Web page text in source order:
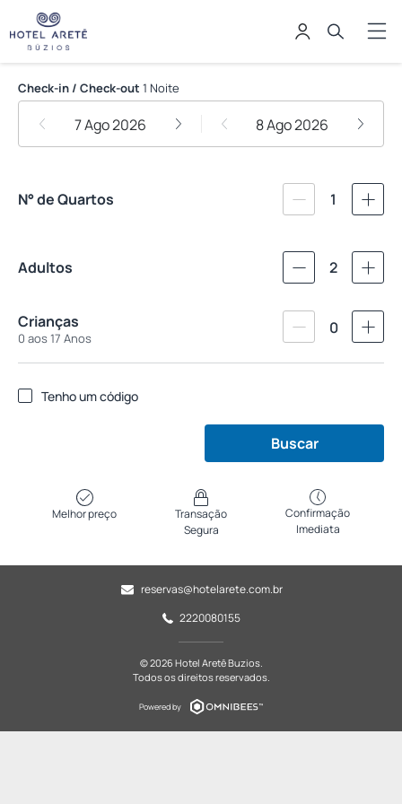
Hotel Aretê Buzios
Check-in / Check-out 1 Noite
7 Ago 2026 8 Ago 2026
N° de Quartos 1
Adultos 2
Crianças
0 aos 17 Anos
0
Tenho um código
Buscar
Melhor preço
Transação
Segura
Confirmação
Imediata
reservas@hotelarete.com.br
2220080155
© 2026 Hotel Aretê Buzios.
Todos os direitos reservados.
Powered by